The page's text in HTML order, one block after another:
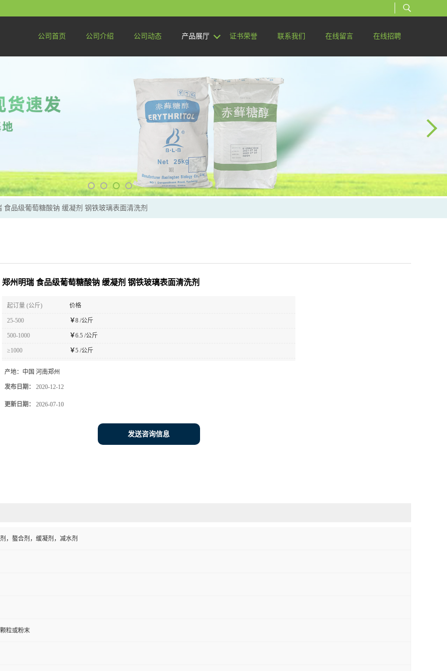
公司首页 公司介绍 公司动态 产品展厅 证书荣誉 联系我们 在线留言 在线招聘
食品级葡萄糖酸钠 缓凝剂 钢铁玻璃表面清洗剂
郑州明瑞 食品级葡萄糖酸钠 缓凝剂 钢铁玻璃表面清洗剂
起订量 (公斤) 价格
25-500 ￥8 /公斤
500-1000 ￥6.5 /公斤
≥1000 ￥5 /公斤
产地： 中国 河南郑州
发布日期： 2020-12-12
更新日期： 2026-07-10
发送咨询信息
，螯合剂，缓凝剂，减水剂
粒或粉末